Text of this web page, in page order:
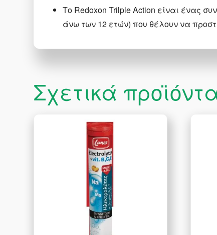
Το Redoxon Trilple Action είναι ένας
άνω των 12 ετών) που θέλουν να
Σχετικά